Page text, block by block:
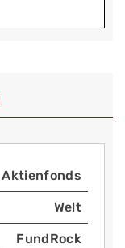
Aktienfonds
Welt
FundRock